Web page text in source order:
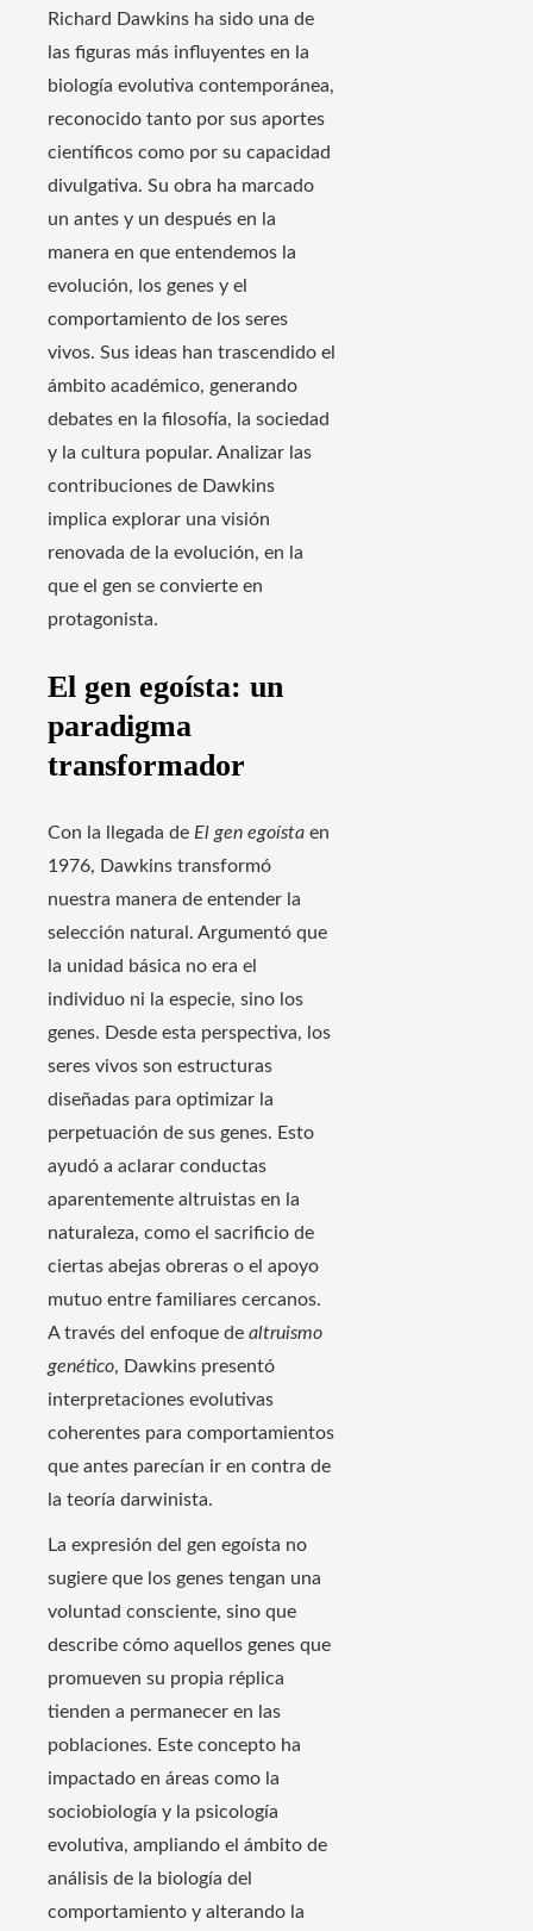
Richard Dawkins ha sido una de
las figuras más influyentes en la
biología evolutiva contemporánea,
reconocido tanto por sus aportes
científicos como por su capacidad
divulgativa. Su obra ha marcado
un antes y un después en la
manera en que entendemos la
evolución, los genes y el
comportamiento de los seres
vivos. Sus ideas han trascendido el
ámbito académico, generando
debates en la filosofía, la sociedad
y la cultura popular. Analizar las
contribuciones de Dawkins
implica explorar una visión
renovada de la evolución, en la
que el gen se convierte en
protagonista.
El gen egoísta: un
paradigma
transformador
Con la llegada de El gen egoísta en
1976, Dawkins transformó
nuestra manera de entender la
selección natural. Argumentó que
la unidad básica no era el
individuo ni la especie, sino los
genes. Desde esta perspectiva, los
seres vivos son estructuras
diseñadas para optimizar la
perpetuación de sus genes. Esto
ayudó a aclarar conductas
aparentemente altruistas en la
naturaleza, como el sacrificio de
ciertas abejas obreras o el apoyo
mutuo entre familiares cercanos.
A través del enfoque de altruismo
genético, Dawkins presentó
interpretaciones evolutivas
coherentes para comportamientos
que antes parecían ir en contra de
la teoría darwinista.
La expresión del gen egoísta no
sugiere que los genes tengan una
voluntad consciente, sino que
describe cómo aquellos genes que
promueven su propia réplica
tienden a permanecer en las
poblaciones. Este concepto ha
impactado en áreas como la
sociobiología y la psicología
evolutiva, ampliando el ámbito de
análisis de la biología del
comportamiento y alterando la